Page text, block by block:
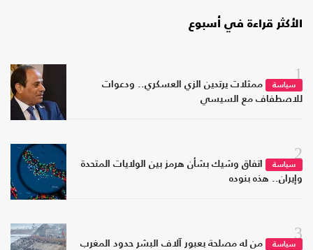
الأكثر قراءة في أسبوع
1
سياسة
ممثلات يرتدين الزي العسكري.. ودعوات
للاصطفاف مع السيسي
2
سياسة
اتفاق وشيك بشأن هرمز بين الولايات المتحدة
وإيران.. هذه بنوده
3
سياسة
من له مصلحة بعبور آلاف البشر حدود المغرب